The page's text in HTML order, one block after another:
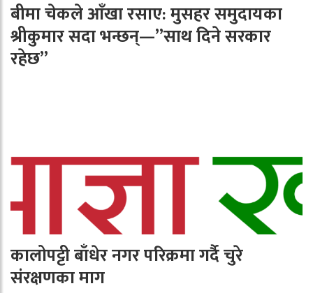
बीमा चेकले आँखा रसाए: मुसहर समुदायका
श्रीकुमार सदा भन्छन्—”साथ दिने सरकार
रहेछ”
कालोपट्टी बाँधेर नगर परिक्रमा गर्दै चुरे
संरक्षणका माग